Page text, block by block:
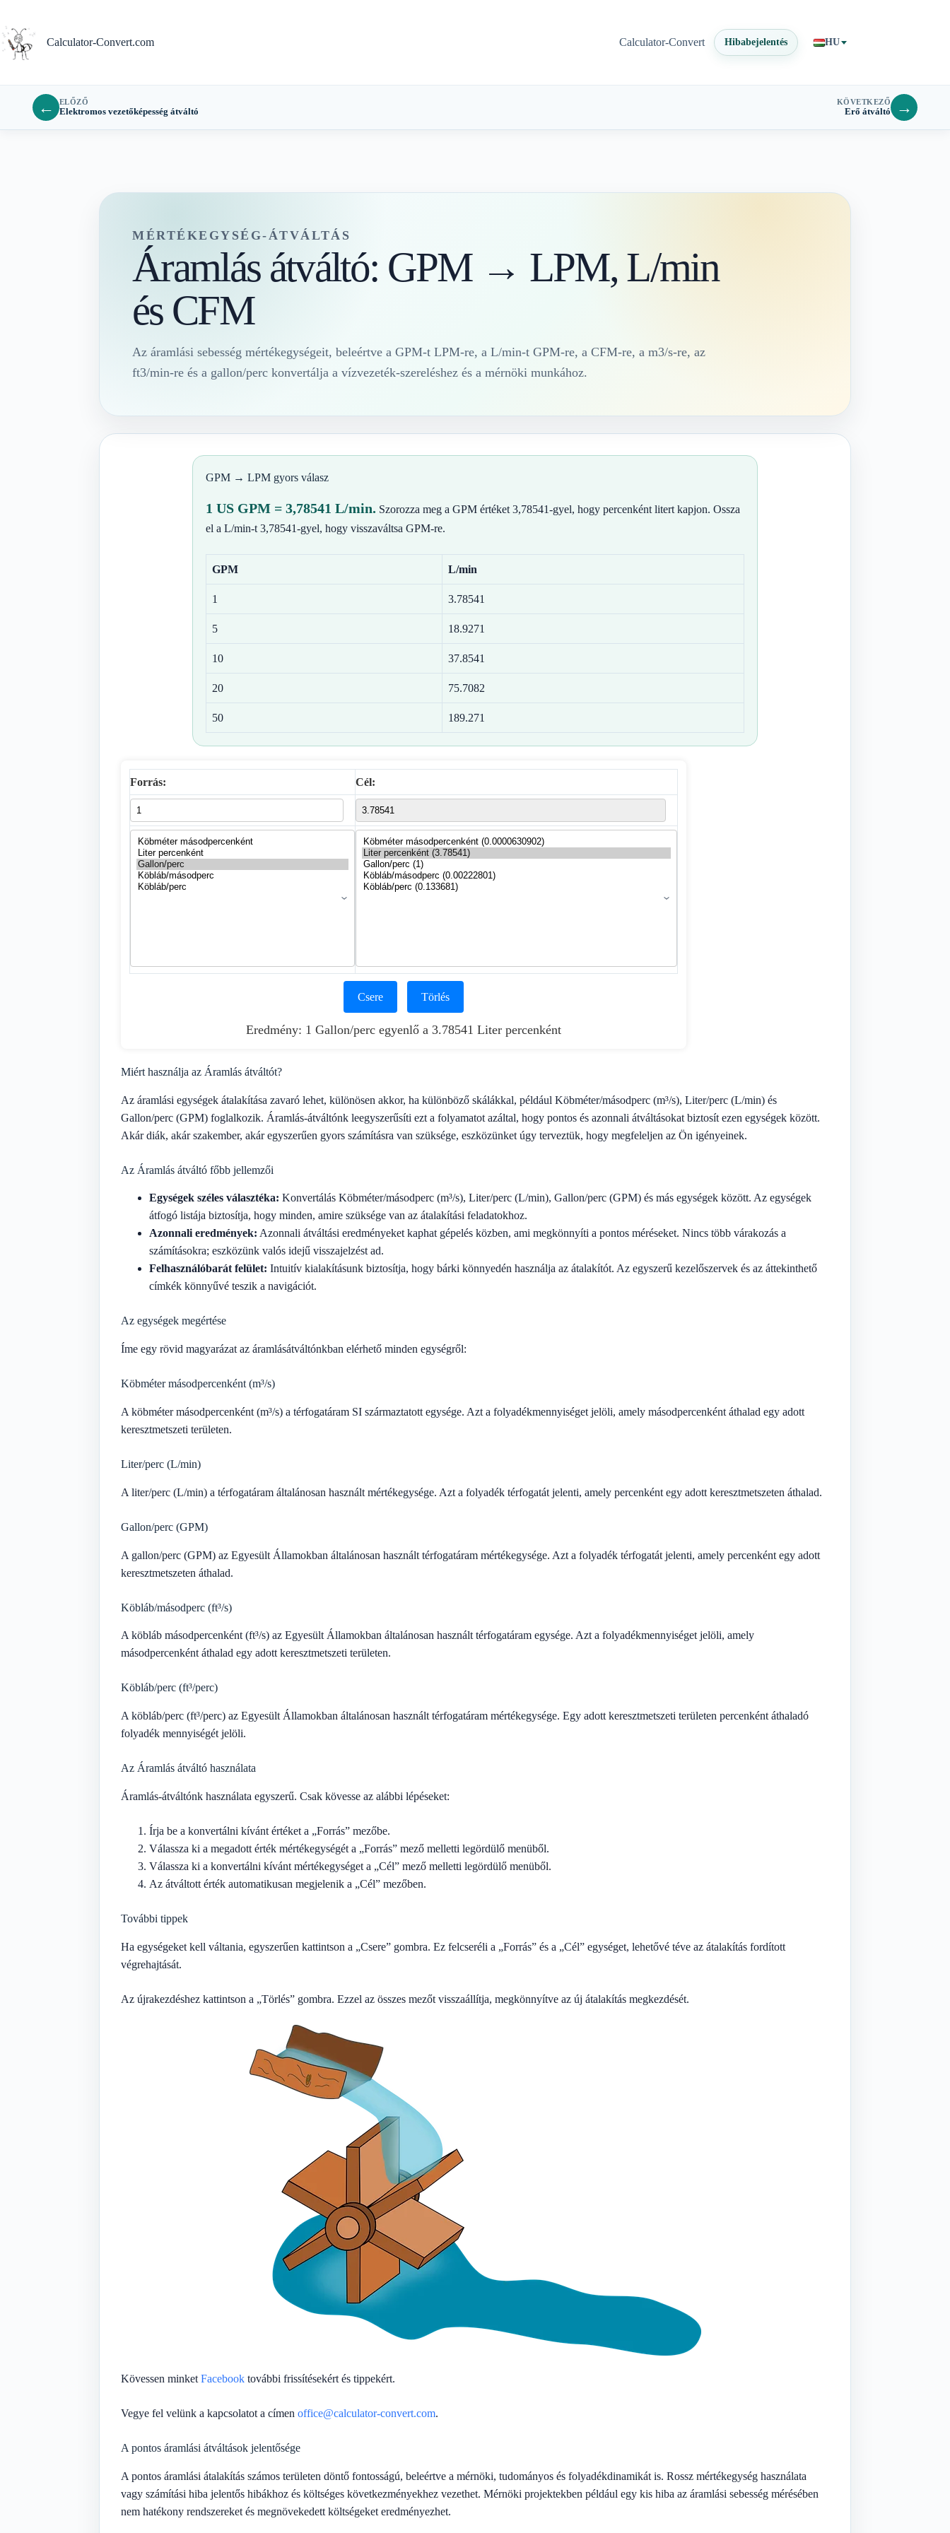
tartalomra
Calculator-Convert.com
Calculator-Convert Hibabejelentés HU
← ELŐZŐ
Elektromos vezetőképesség átváltó
KÖVETKEZŐ
Erő átváltó →
MÉRTÉKEGYSÉG-ÁTVÁLTÁS
Áramlás átváltó: GPM → LPM, L/min
és CFM
Az áramlási sebesség mértékegységeit, beleértve a GPM-t LPM-re, a L/min-t GPM-re, a CFM-re, a m3/s-re, az
ft3/min-re és a gallon/perc konvertálja a vízvezeték-szereléshez és a mérnöki munkához.
GPM → LPM gyors válasz
1 US GPM = 3,78541 L/min. Szorozza meg a GPM értéket 3,78541-gyel, hogy percenként litert kapjon. Ossza
el a L/min-t 3,78541-gyel, hogy visszaváltsa GPM-re.
GPM L/min
1 3.78541
5 18.9271
10 37.8541
20 75.7082
50 189.271
Forrás: Cél:
Csere Törlés
Eredmény: 1 Gallon/perc egyenlő a 3.78541 Liter percenként
Miért használja az Áramlás átváltót?
Az áramlási egységek átalakítása zavaró lehet, különösen akkor, ha különböző skálákkal, például Köbméter/másodperc (m³/s), Liter/perc (L/min) és
Gallon/perc (GPM) foglalkozik. Áramlás-átváltónk leegyszerűsíti ezt a folyamatot azáltal, hogy pontos és azonnali átváltásokat biztosít ezen egységek között.
Akár diák, akár szakember, akár egyszerűen gyors számításra van szüksége, eszközünket úgy terveztük, hogy megfeleljen az Ön igényeinek.
Az Áramlás átváltó főbb jellemzői
Egységek széles választéka: Konvertálás Köbméter/másodperc (m³/s), Liter/perc (L/min), Gallon/perc (GPM) és más egységek között. Az egységek
átfogó listája biztosítja, hogy minden, amire szüksége van az átalakítási feladatokhoz.
Azonnali eredmények: Azonnali átváltási eredményeket kaphat gépelés közben, ami megkönnyíti a pontos méréseket. Nincs több várakozás a
számításokra; eszközünk valós idejű visszajelzést ad.
Felhasználóbarát felület: Intuitív kialakításunk biztosítja, hogy bárki könnyedén használja az átalakítót. Az egyszerű kezelőszervek és az áttekinthető
címkék könnyűvé teszik a navigációt.
Az egységek megértése
Íme egy rövid magyarázat az áramlásátváltónkban elérhető minden egységről:
Köbméter másodpercenként (m³/s)
A köbméter másodpercenként (m³/s) a térfogatáram SI származtatott egysége. Azt a folyadékmennyiséget jelöli, amely másodpercenként áthalad egy adott
keresztmetszeti területen.
Liter/perc (L/min)
A liter/perc (L/min) a térfogatáram általánosan használt mértékegysége. Azt a folyadék térfogatát jelenti, amely percenként egy adott keresztmetszeten áthalad.
Gallon/perc (GPM)
A gallon/perc (GPM) az Egyesült Államokban általánosan használt térfogatáram mértékegysége. Azt a folyadék térfogatát jelenti, amely percenként egy adott
keresztmetszeten áthalad.
Köbláb/másodperc (ft³/s)
A köbláb másodpercenként (ft³/s) az Egyesült Államokban általánosan használt térfogatáram egysége. Azt a folyadékmennyiséget jelöli, amely
másodpercenként áthalad egy adott keresztmetszeti területen.
Köbláb/perc (ft³/perc)
A köbláb/perc (ft³/perc) az Egyesült Államokban általánosan használt térfogatáram mértékegysége. Egy adott keresztmetszeti területen percenként áthaladó
folyadék mennyiségét jelöli.
Az Áramlás átváltó használata
Áramlás-átváltónk használata egyszerű. Csak kövesse az alábbi lépéseket:
Írja be a konvertálni kívánt értéket a „Forrás” mezőbe.
Válassza ki a megadott érték mértékegységét a „Forrás” mező melletti legördülő menüből.
Válassza ki a konvertálni kívánt mértékegységet a „Cél” mező melletti legördülő menüből.
Az átváltott érték automatikusan megjelenik a „Cél” mezőben.
További tippek
Ha egységeket kell váltania, egyszerűen kattintson a „Csere” gombra. Ez felcseréli a „Forrás” és a „Cél” egységet, lehetővé téve az átalakítás fordított
végrehajtását.
Az újrakezdéshez kattintson a „Törlés” gombra. Ezzel az összes mezőt visszaállítja, megkönnyítve az új átalakítás megkezdését.
Kövessen minket Facebook további frissítésekért és tippekért.
Vegye fel velünk a kapcsolatot a címen office@calculator-convert.com.
A pontos áramlási átváltások jelentősége
A pontos áramlási átalakítás számos területen döntő fontosságú, beleértve a mérnöki, tudományos és folyadékdinamikát is. Rossz mértékegység használata
vagy számítási hiba jelentős hibákhoz és költséges következményekhez vezethet. Mérnöki projektekben például egy kis hiba az áramlási sebesség mérésében
nem hatékony rendszereket és megnövekedett költségeket eredményezhet.